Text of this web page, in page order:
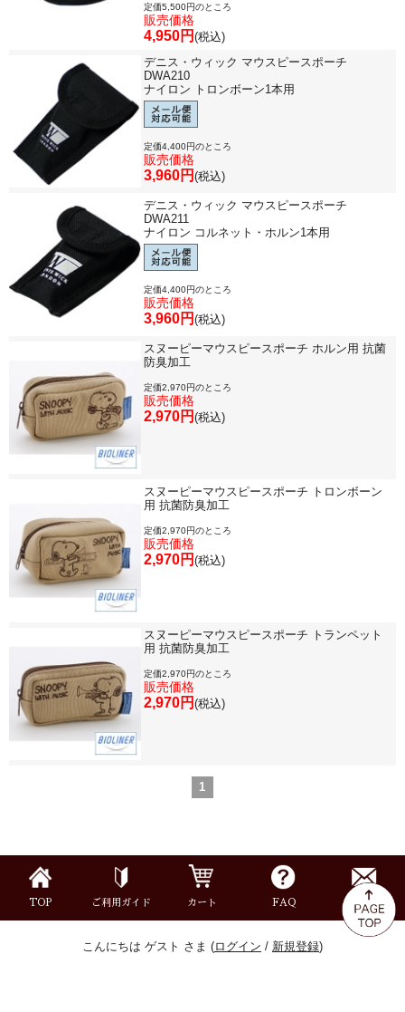
定価5,500円のところ
販売価格
4,950円 (税込)
デニス・ウィック マウスピースポーチ
DWA210
ナイロン トロンボーン1本用
定価4,400円のところ
販売価格
3,960円 (税込)
デニス・ウィック マウスピースポーチ
DWA211
ナイロン コルネット・ホルン1本用
定価4,400円のところ
販売価格
3,960円 (税込)
スヌーピーマウスピースポーチ ホルン用 抗菌
防臭加工
定価2,970円のところ
販売価格
2,970円 (税込)
スヌーピーマウスピースポーチ トロンボーン
用 抗菌防臭加工
定価2,970円のところ
販売価格
2,970円 (税込)
スヌーピーマウスピースポーチ トランペット
用 抗菌防臭加工
定価2,970円のところ
販売価格
2,970円 (税込)
1
TOP ご利用ガイド カート FAQ お問合せ
こんにちは ゲスト さま (ログイン / 新規登録)